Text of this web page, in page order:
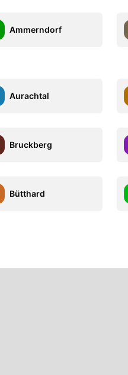
Ammerndorf
Aurachtal
Bruckberg
Bütthard